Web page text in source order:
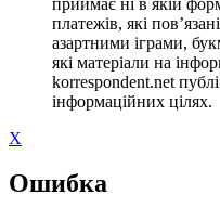
платежів, які
азартними іграми,
які матеріали на
korrespondent.net
інформаційних цілях.
X
Ошибка